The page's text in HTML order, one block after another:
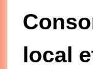
local